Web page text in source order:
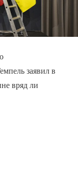
заявил в
вряд ли